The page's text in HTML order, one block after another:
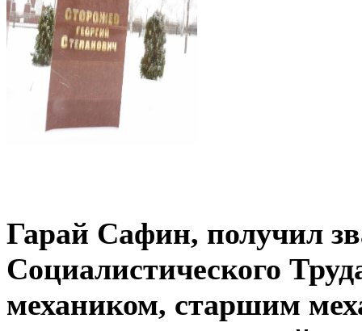
Гарай Сафин, получил
Социалистического
механиком, старшим